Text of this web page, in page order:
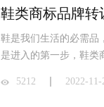
鞋类商标品牌转
鞋是我们生活的必需品
是进入的第一步，鞋类
5212 2022-11-